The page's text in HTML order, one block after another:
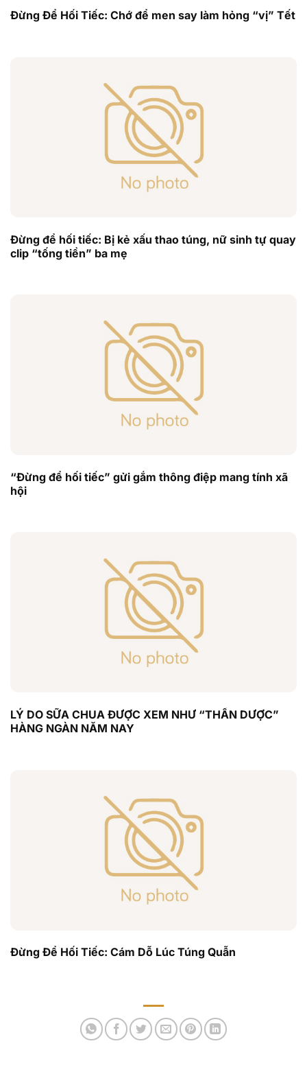
Đừng Để Hối Tiếc: Chớ để men say làm hỏng “vị” Tết
Đừng để hối tiếc: Bị kẻ xấu thao túng, nữ sinh tự quay
clip “tống tiền” ba mẹ
“Đừng để hối tiếc” gửi gắm thông điệp mang tính xã
hội
LÝ DO SỮA CHUA ĐƯỢC XEM NHƯ “THẦN DƯỢC”
HÀNG NGÀN NĂM NAY
Đừng Để Hối Tiếc: Cám Dỗ Lúc Túng Quẫn